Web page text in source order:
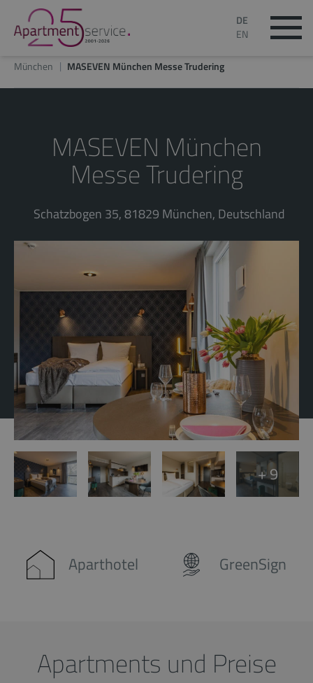
DE
EN
München MASEVEN München Messe Trudering
MASEVEN München
Messe Trudering
Schatzbogen 35, 81829 München, Deutschland
+ 9
Aparthotel GreenSign
Apartments und Preise